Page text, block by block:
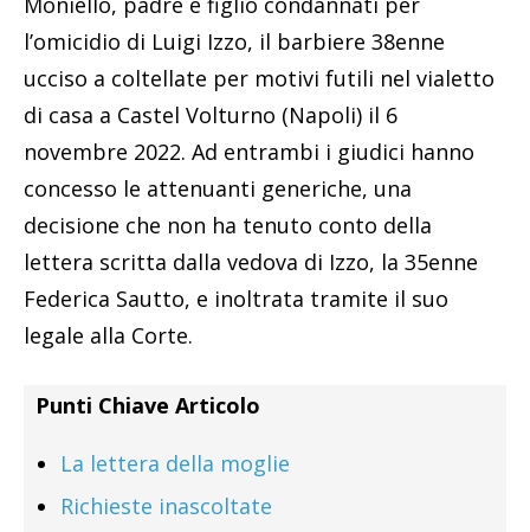
l’omicidio di Luigi Izzo, il barbiere 38enne
ucciso a coltellate per motivi futili nel vialetto
di casa a Castel Volturno (Napoli) il 6
novembre 2022. Ad entrambi i giudici hanno
concesso le attenuanti generiche, una
decisione che non ha tenuto conto della
lettera scritta dalla vedova di Izzo, la 35enne
Federica Sautto, e inoltrata tramite il suo
legale alla Corte.
Punti Chiave Articolo
La lettera della moglie
Richieste inascoltate